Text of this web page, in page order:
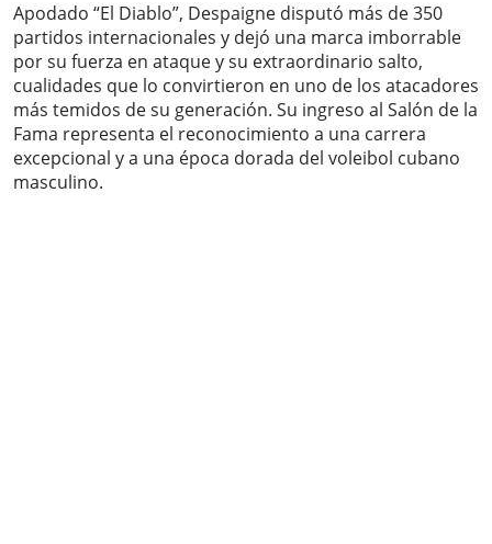
Apodado “El Diablo”, Despaigne disputó más de 350
partidos internacionales y dejó una marca imborrable
por su fuerza en ataque y su extraordinario salto,
cualidades que lo convirtieron en uno de los atacadores
más temidos de su generación. Su ingreso al Salón de la
Fama representa el reconocimiento a una carrera
excepcional y a una época dorada del voleibol cubano
masculino.